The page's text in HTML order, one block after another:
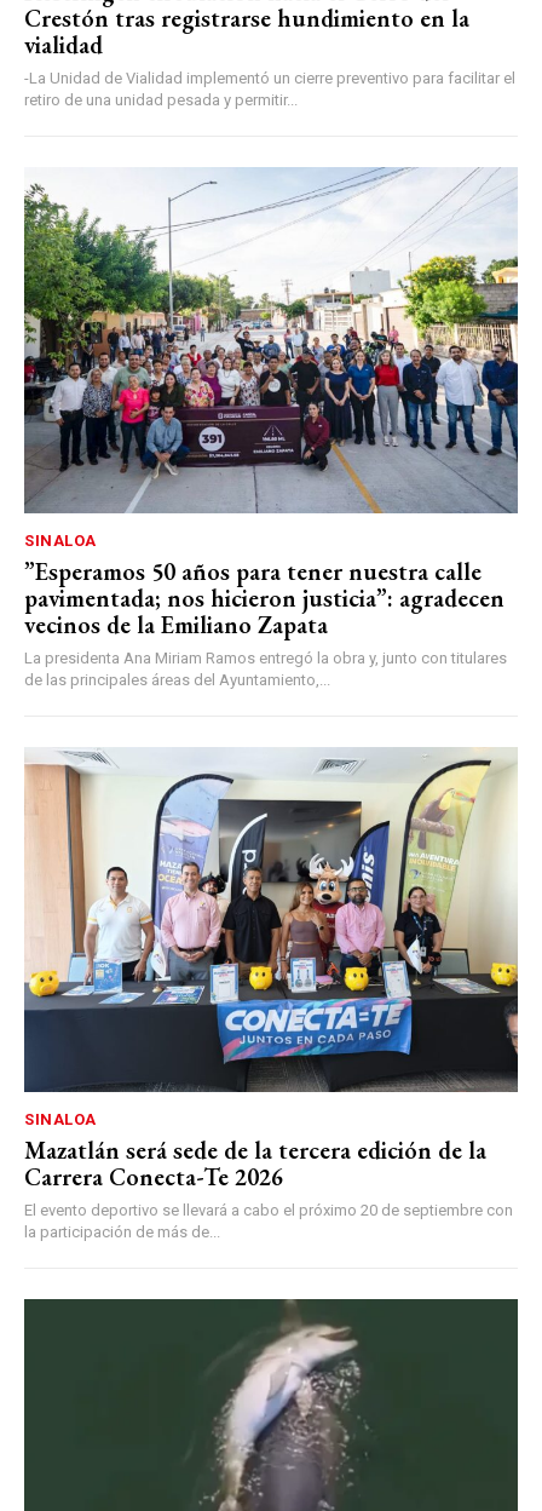
Crestón tras registrarse hundimiento en la
vialidad
-La Unidad de Vialidad implementó un cierre preventivo para facilitar el
retiro de una unidad pesada y permitir...
SINALOA
”Esperamos 50 años para tener nuestra calle
pavimentada; nos hicieron justicia”: agradecen
vecinos de la Emiliano Zapata
La presidenta Ana Miriam Ramos entregó la obra y, junto con titulares
de las principales áreas del Ayuntamiento,...
SINALOA
Mazatlán será sede de la tercera edición de la
Carrera Conecta-Te 2026
El evento deportivo se llevará a cabo el próximo 20 de septiembre con
la participación de más de...